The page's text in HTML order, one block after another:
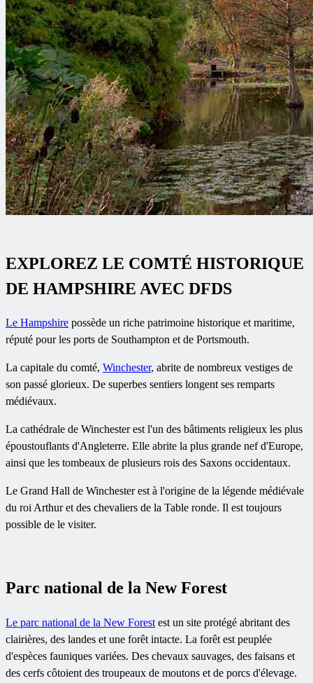
EXPLOREZ LE COMTÉ HISTORIQUE
DE HAMPSHIRE AVEC DFDS
Le Hampshire possède un riche patrimoine historique et maritime,
réputé pour les ports de Southampton et de Portsmouth.
La capitale du comté, Winchester, abrite de nombreux vestiges de
son passé glorieux. De superbes sentiers longent ses remparts
médiévaux.
La cathédrale de Winchester est l'un des bâtiments religieux les plus
époustouflants d'Angleterre. Elle abrite la plus grande nef d'Europe,
ainsi que les tombeaux de plusieurs rois des Saxons occidentaux.
Le Grand Hall de Winchester est à l'origine de la légende médiévale
du roi Arthur et des chevaliers de la Table ronde. Il est toujours
possible de le visiter.
Parc national de la New Forest
Le parc national de la New Forest est un site protégé abritant des
clairières, des landes et une forêt intacte. La forêt est peuplée
d'espèces fauniques variées. Des chevaux sauvages, des faisans et
des cerfs côtoient des troupeaux de moutons et de porcs d'élevage.